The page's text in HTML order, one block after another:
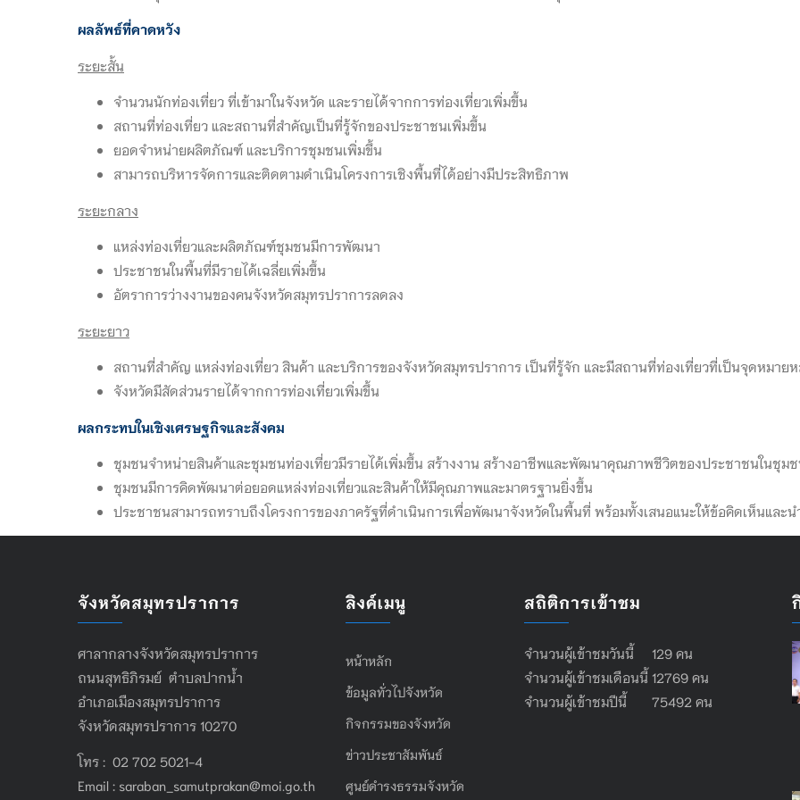
ผลลัพธ์ที่คาดหวัง
ระยะสั้น
จำนวนนักท่องเที่ยว ที่เข้ามาในจังหวัด และรายได้จากการท่องเที่ยวเพิ่มขึ้น
สถานที่ท่องเที่ยว และสถานที่สำคัญเป็นที่รู้จักของประชาชนเพิ่มขึ้น
ยอดจำหน่ายผลิตภัณฑ์ และบริการชุมชนเพิ่มขึ้น
สามารถบริหารจัดการและติดตามดำเนินโครงการเชิงพื้นที่ได้อย่างมีประสิทธิภาพ
ระยะกลาง
แหล่งท่องเที่ยวและผลิตภัณฑ์ชุมชนมีการพัฒนา
ประชาชนในพื้นที่มีรายได้เฉลี่ยเพิ่มขึ้น
อัตราการว่างงานของคนจังหวัดสมุทรปราการลดลง
ระยะยาว
สถานที่สำคัญ แหล่งท่องเที่ยว สินค้า และบริการของจังหวัดสมุทรปราการ เป็นที่รู้จัก และมีสถานที่ท่องเที่ยวที่เป็นจุดหมาย
จังหวัดมีสัดส่วนรายได้จากการท่องเที่ยวเพิ่มขึ้น
ผลกระทบในเชิงเศรษฐกิจและสังคม
ชุมชนจำหน่ายสินค้าและชุมชนท่องเที่ยวมีรายได้เพิ่มขึ้น สร้างงาน สร้างอาชีพและพัฒนาคุณภาพชีวิตของประชาชนในชุม
ชุมชนมีการคิดพัฒนาต่อยอดแหล่งท่องเที่ยวและสินค้าให้มีคุณภาพและมาตรฐานยิ่งขึ้น
ประชาชนสามารถทราบถึงโครงการของภาครัฐที่ดำเนินการเพื่อพัฒนาจังหวัดในพื้นที่ พร้อมทั้งเสนอแนะให้ข้อคิดเห็นและน
จังหวัดสมุทรปราการ
ศาลากลางจังหวัดสมุทรปราการ
ถนนสุทธิภิรมย์ ตำบลปากน้ำ
อำเภอเมืองสมุทรปราการ
จังหวัดสมุทรปราการ 10270
โทร : 02 702 5021-4
Email : saraban_samutprakan@moi.go.th
ลิงค์เมนู
หน้าหลัก
ข้อมูลทั่วไปจังหวัด
กิจกรรมของจังหวัด
ข่าวประชาสัมพันธ์
ศูนย์ดำรงธรรมจังหวัด
สถิติการเข้าชม
จำนวนผู้เข้าชมวันนี้ 129 คน
จำนวนผู้เข้าชมเดือนนี้ 12769 คน
จำนวนผู้เข้าชมปีนี้ 75492 คน